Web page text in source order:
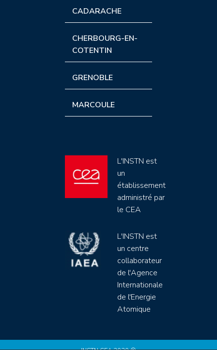
CADARACHE
CHERBOURG-EN-
COTENTIN
GRENOBLE
MARCOULE
L'INSTN est
un
établissement
administré par
le CEA
L'INSTN est
un centre
collaborateur
de l'Agence
Internationale
de l'Energie
Atomique